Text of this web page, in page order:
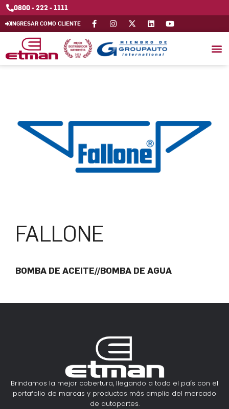
0800 - 222 - 1111
INGRESAR COMO CLIENTE
FALLONE
BOMBA DE ACEITE//BOMBA DE AGUA
Brindamos la mejor cobertura, llegando a todo el país con el
portafolio de marcas y productos más amplio del mercado
de autopartes.